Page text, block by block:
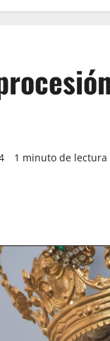
1 minuto de lectura